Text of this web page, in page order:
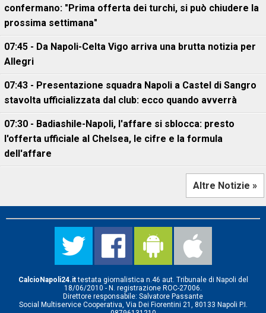
confermano: "Prima offerta dei turchi, si può chiudere la
prossima settimana"
07:45 - Da Napoli-Celta Vigo arriva una brutta notizia per
Allegri
07:43 - Presentazione squadra Napoli a Castel di Sangro
stavolta ufficializzata dal club: ecco quando avverrà
07:30 - Badiashile-Napoli, l'affare si sblocca: presto
l'offerta ufficiale al Chelsea, le cifre e la formula
dell'affare
Altre Notizie »
CalcioNapoli24.ittestata giornalistica n.46 aut. Tribunale di Napoli del
18/06/2010 - N. registrazione ROC-27006.
Direttore responsabile: Salvatore Passante
Social Multiservice Cooperativa, Via Dei Fiorentini 21, 80133 Napoli P.I.